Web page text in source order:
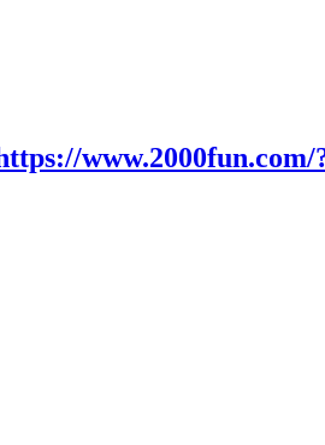
www.2000fun.com/